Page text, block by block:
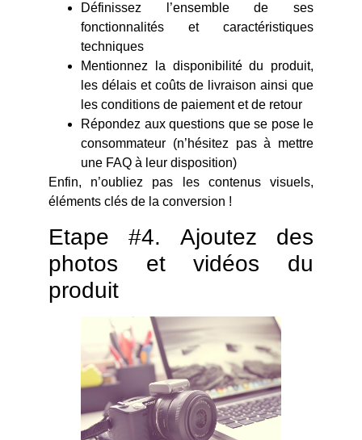
Définissez l’ensemble de ses
fonctionnalités et caractéristiques
techniques
Mentionnez la disponibilité du produit,
les délais et coûts de livraison ainsi que
les conditions de paiement et de retour
Répondez aux questions que se pose le
consommateur (n’hésitez pas à mettre
une FAQ à leur disposition)
Enfin, n’oubliez pas les contenus visuels,
éléments clés de la conversion !
Etape #4. Ajoutez des
photos et vidéos du
produit